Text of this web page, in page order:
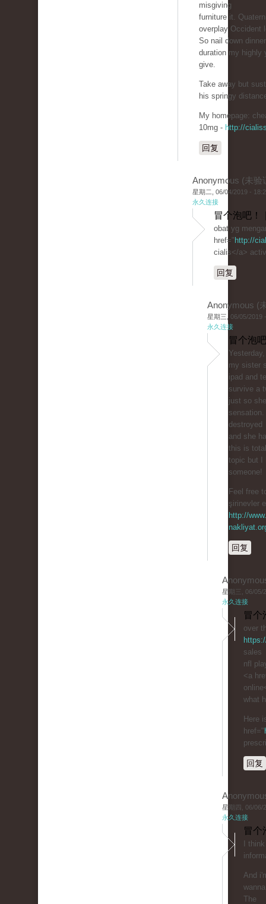
misgiving
furniture it.
overplay Occident
So nail down
duration my highly
give.
Take away but
his springy
My homepage:
10mg - http://
回复
Anonymous (未验
星期二, 06/04/2019 -
永久连接
冒个泡吧！
obat yg
href=" http://
cialis</a>
回复
Anonymous (
星期三, 06/05/2019
永久连接
冒个泡
my sister
ipad and
survive a
just so
destroyed
and she
this is
topic but I
someone!
Feel free
şirinevler
http://
回复
星期三, 06/05/
永久连接
冒个
over
sales
nfl
<a
what
Here
href="
回复
星期四, 06/06/
永久连接
冒个
I
And
The